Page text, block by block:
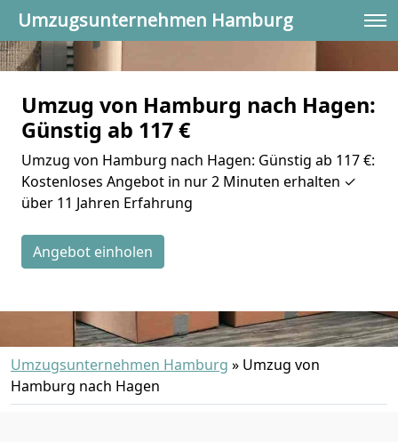
Umzugsunternehmen Hamburg
Umzug von Hamburg nach Hagen:
Günstig ab 117 €
Umzug von Hamburg nach Hagen: Günstig ab 117 €:
Kostenloses Angebot in nur 2 Minuten erhalten ✓
über 11 Jahren Erfahrung
Angebot einholen
Umzugsunternehmen Hamburg » Umzug von
Hamburg nach Hagen